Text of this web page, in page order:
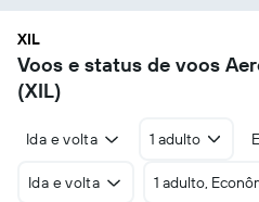
XIL
Voos e status de voos
(XIL)
Ida e volta 1 adulto
Ida e volta 1 adulto,